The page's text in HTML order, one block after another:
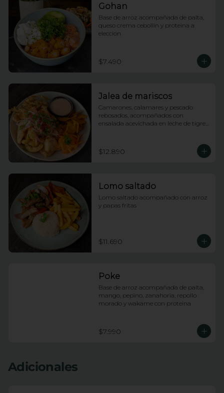
Gohan
Base de arroz acompañada de palta,
queso crema cebollin y proteina a
eleccion
$7.490
Jalea de mariscos
Camarones, calamares y pescado
rebosados, acompañados con
ensalada acevichada en leche de tigre
$12.890
Lomo saltado
Lomo saltado acompañado con arroz
y papas fritas
$11.690
Poke
Base de arroz acompañada de palta,
mango, pepino, zanahoria, repollo
morado y wakame con proteina
$7.990
Adicionales